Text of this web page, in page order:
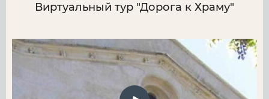
Виртуальный тур "Дорога к Храму"